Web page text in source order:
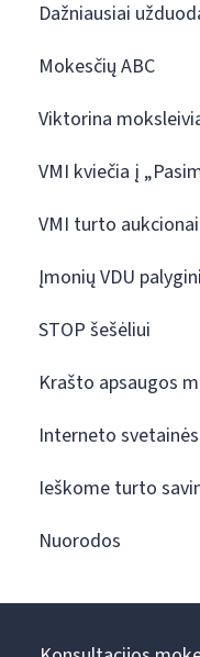
Dažniausiai
Mokesčių ABC
Viktorina
VMI kviečia į
VMI turto aukcionai
Įmonių VDU
STOP šešėliui
Krašto apsaugos
Interneto
Ieškome turto
Nuorodos